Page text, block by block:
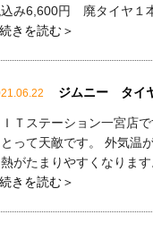
み6,600円 廃タイヤ１
続きを読む＞
ジムニー タイ
ＩＴステーション一宮店
って天敵です。 外気温
がたまりやすくなりま
続きを読む＞